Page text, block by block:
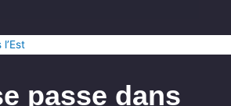
passe dans